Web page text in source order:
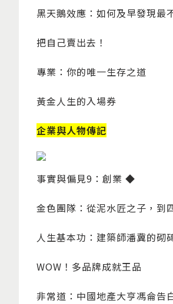
黑天鵝效應：如何及早發現
把自己賣出去！
專業：你的唯一生存之道
黃金人生的入場券
企業與人物傳記
事實與偏見9：創業 ◆
金色團隊：從泥水匠之子，到
人生基本功：建築師潘冀的砌
WOW！多品牌成就王品
非常道：中國地產大亨馮侖告